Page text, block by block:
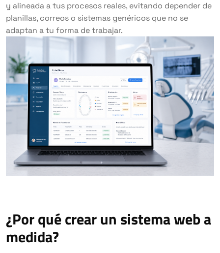
y alineada a tus procesos reales, evitando depender de
planillas, correos o sistemas genéricos que no se
adaptan a tu forma de trabajar.
¿Por qué crear un sistema web a
medida?